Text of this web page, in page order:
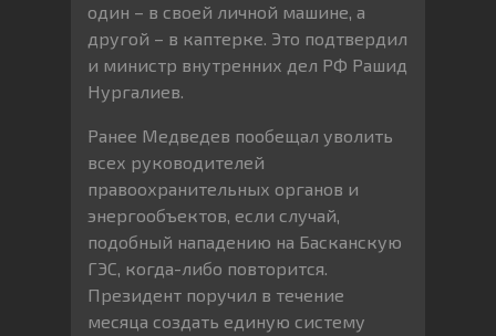
один – в своей личной машине, а
другой – в каптерке. Это подтвердил
и министр внутренних дел РФ Рашид
Нургалиев.
Ранее Медведев пообещал уволить
всех руководителей
правоохранительных органов и
энергообъектов, если случай,
подобный нападению на Басканскую
ГЭС, когда-либо повторится.
Президент поручил в течение
месяца создать единую систему